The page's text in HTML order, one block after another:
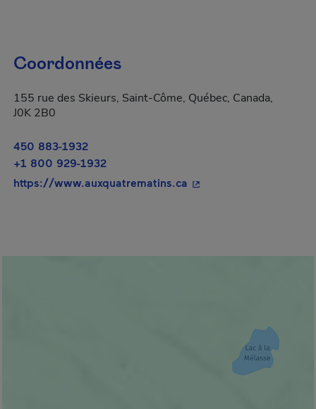
Coordonnées
155 rue des Skieurs, Saint-Côme, Québec, Canada,
J0K 2B0
450 883-1932
+1 800 929-1932
https://www.auxquatrematins.ca - Cet hyperlien